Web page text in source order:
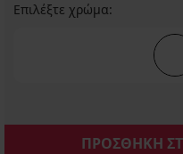
Επιλέξτε χρώμα:
ΠΡΟΣΘΗΚΗ